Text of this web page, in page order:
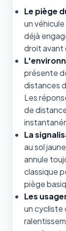
Le piège
un
déjà
droit avant
présente
distances
Les
de
La
au sol
annule
classique
piège
Les
un cycliste